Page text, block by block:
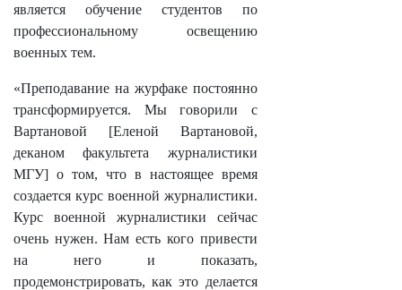
является обучение студентов по
профессиональному освещению
военных тем.
«Преподавание на журфаке постоянно
трансформируется. Мы говорили с
Вартановой [Еленой Вартановой,
деканом факультета журналистики
МГУ] о том, что в настоящее время
создается курс военной журналистики.
Курс военной журналистики сейчас
очень нужен. Нам есть кого привести
на него и показать,
продемонстрировать, как это делается